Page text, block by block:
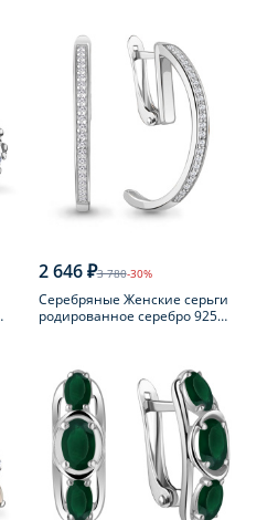
2 646 ₽3 780-30%
Серебряные Женские серьги
родированное серебро 925